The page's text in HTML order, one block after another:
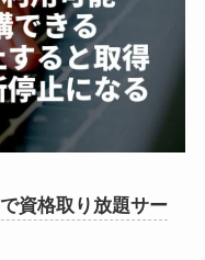
資格取り放題サー